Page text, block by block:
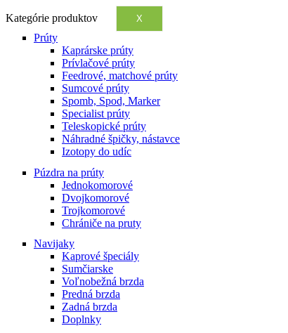
Kategórie produktov X
Prúty
Kaprárske prúty
Prívlačové prúty
Feedrové, matchové prúty
Sumcové prúty
Spomb, Spod, Marker
Specialist prúty
Teleskopické prúty
Náhradné špičky, nástavce
Izotopy do udíc
Púzdra na prúty
Jednokomorové
Dvojkomorové
Trojkomorové
Chrániče na pruty
Navijaky
Kaprové špeciály
Sumčiarske
Voľnobežná brzda
Predná brzda
Zadná brzda
Doplnky